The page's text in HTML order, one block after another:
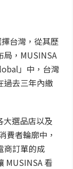
台灣，從其歷
局，MUSINSA
」中，台灣
過去三年內繳
大選品店以及
費者輪廓中，
商訂單的成
MUSINSA 看